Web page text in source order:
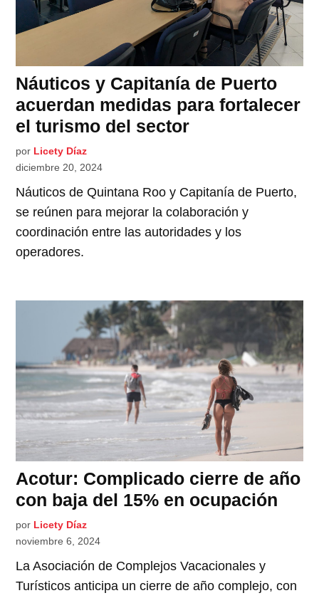
Náuticos y Capitanía de Puerto
acuerdan medidas para fortalecer
el turismo del sector
por Licety Díaz
diciembre 20, 2024
Náuticos de Quintana Roo y Capitanía de Puerto,
se reúnen para mejorar la colaboración y
coordinación entre las autoridades y los
operadores.
Acotur: Complicado cierre de año
con baja del 15% en ocupación
por Licety Díaz
noviembre 6, 2024
La Asociación de Complejos Vacacionales y
Turísticos anticipa un cierre de año complejo, con